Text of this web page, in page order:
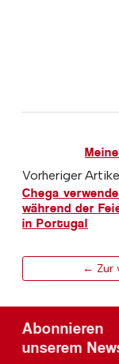
Vorheriger
Chega
während der
in Portugal
← Zur
Abonnieren
unserem